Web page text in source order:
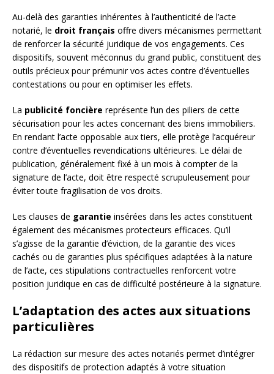
Au-delà des garanties inhérentes à l’authenticité de l’acte
notarié, le droit français offre divers mécanismes permettant
de renforcer la sécurité juridique de vos engagements. Ces
dispositifs, souvent méconnus du grand public, constituent des
outils précieux pour prémunir vos actes contre d’éventuelles
contestations ou pour en optimiser les effets.
La publicité foncière représente l’un des piliers de cette
sécurisation pour les actes concernant des biens immobiliers.
En rendant l’acte opposable aux tiers, elle protège l’acquéreur
contre d’éventuelles revendications ultérieures. Le délai de
publication, généralement fixé à un mois à compter de la
signature de l’acte, doit être respecté scrupuleusement pour
éviter toute fragilisation de vos droits.
Les clauses de garantie insérées dans les actes constituent
également des mécanismes protecteurs efficaces. Qu’il
s’agisse de la garantie d’éviction, de la garantie des vices
cachés ou de garanties plus spécifiques adaptées à la nature
de l’acte, ces stipulations contractuelles renforcent votre
position juridique en cas de difficulté postérieure à la signature.
L’adaptation des actes aux situations
particulières
La rédaction sur mesure des actes notariés permet d’intégrer
des dispositifs de protection adaptés à votre situation